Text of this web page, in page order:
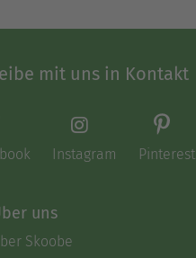
mit uns in Kontakt
Instagram Pinterest
uns
Skoobe